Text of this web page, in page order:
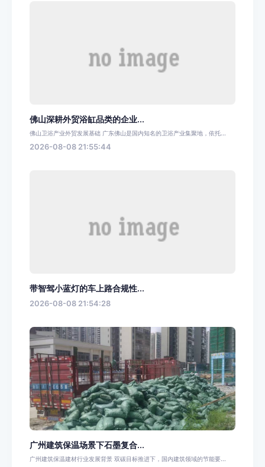
佛山深耕外贸浴缸品类的企业...
佛山卫浴产业外贸发展基础 广东佛山是国内知名的卫浴产业集聚地，依托...
2026-08-08 21:55:44
带智驾小蓝灯的车上路合规性...
2026-08-08 21:54:28
广州建筑保温场景下石墨复合...
广州建筑保温建材行业发展背景 双碳目标推进下，国内建筑领域的节能要...